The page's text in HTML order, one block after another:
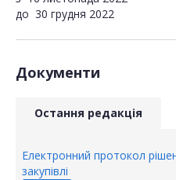
до 30 грудня 2022
Документи
Остання редакція
Електронний протокол
закупівлі